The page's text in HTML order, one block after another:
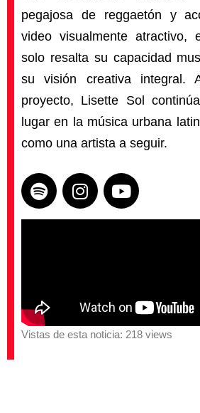
pegajosa de reggaetón y
video visualmente atractivo,
solo resalta su capacidad
su visión creativa integral.
proyecto, Lisette Sol
lugar en la música urbana
como una artista a seguir.
Vistas de esta noticia: 218 views